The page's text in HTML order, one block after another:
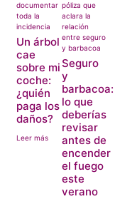
Un árbol
cae
sobre mi
coche:
¿quién
paga los
daños?
Leer más
Seguro
y
barbacoa:
lo que
deberías
revisar
antes de
encender
el fuego
este
verano